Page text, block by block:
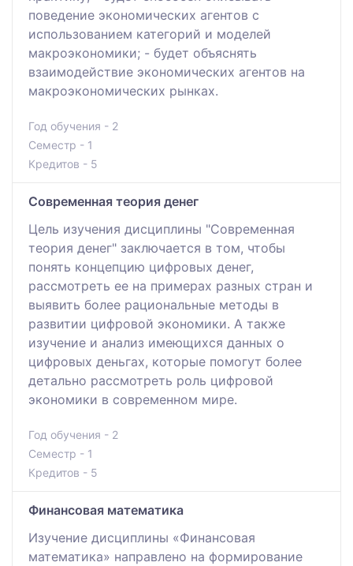
поведение экономических агентов с
использованием категорий и моделей
макроэкономики; - будет объяснять
взаимодействие экономических агентов на
макроэкономических рынках.
Год обучения - 2
Семестр - 1
Кредитов - 5
Современная теория денег
Цель изучения дисциплины "Современная
теория денег" заключается в том, чтобы
понять концепцию цифровых денег,
рассмотреть ее на примерах разных стран и
выявить более рациональные методы в
развитии цифровой экономики. А также
изучение и анализ имеющихся данных о
цифровых деньгах, которые помогут более
детально рассмотреть роль цифровой
экономики в современном мире.
Год обучения - 2
Семестр - 1
Кредитов - 5
Финансовая математика
Изучение дисциплины «Финансовая
математика» направлено на формирование